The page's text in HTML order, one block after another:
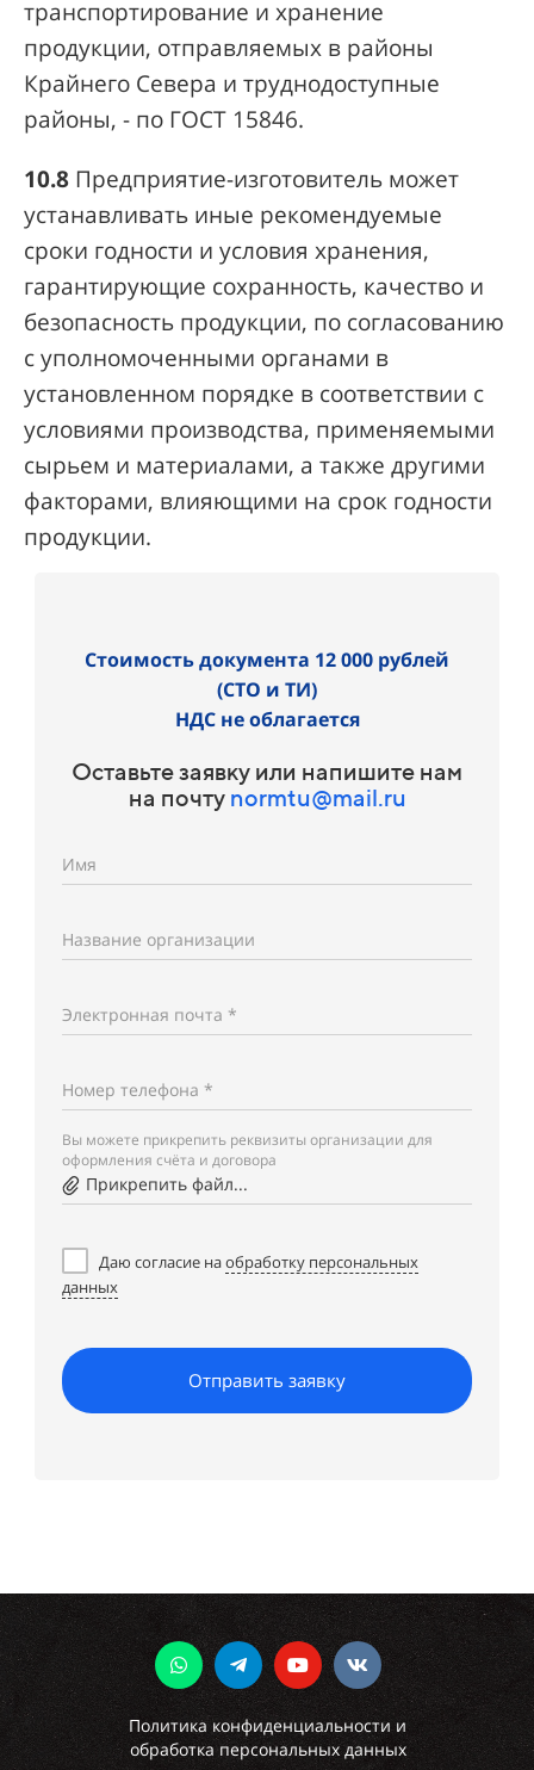
транспортирование и хранение
продукции, отправляемых в районы
Крайнего Севера и труднодоступные
районы, - по ГОСТ 15846.
10.8 Предприятие-изготовитель может
устанавливать иные рекомендуемые
сроки годности и условия хранения,
гарантирующие сохранность, качество и
безопасность продукции, по согласованию
с уполномоченными органами в
установленном порядке в соответствии с
условиями производства, применяемыми
сырьем и материалами, а также другими
факторами, влияющими на срок годности
продукции.
Стоимость документа 12 000 рублей
(СТО и ТИ)
НДС не облагается
Оставьте заявку или напишите нам
на почту normtu@mail.ru
Имя
Название организации
Электронная почта *
Номер телефона *
Вы можете прикрепить реквизиты организации для
оформления счёта и договора
Прикрепить файл...
Даю согласие наобработку персональных
данных
Отправить заявку
Политика конфиденциальности и
обработка персональных данных